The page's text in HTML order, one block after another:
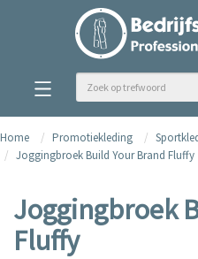
Home Promotiekleding
Joggingbroek Build Your Brand Fluffy
Joggingbroek
Fluffy